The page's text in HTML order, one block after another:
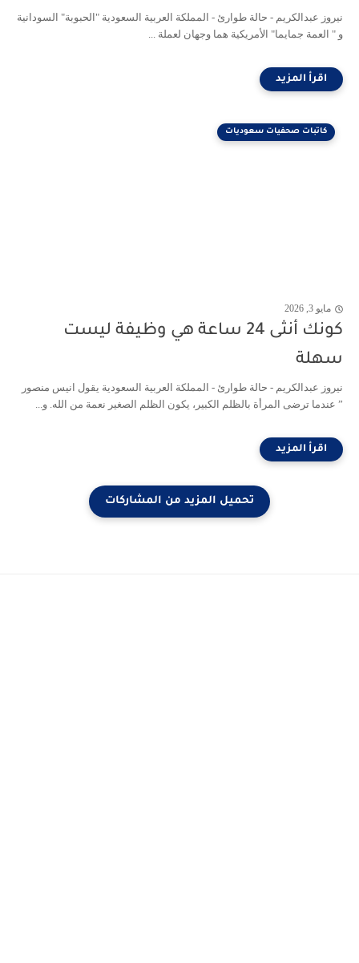
نيروز عبدالكريم - حالة طوارئ - المملكة العربية السعودية "الحبوبة" السودانية
و " العمة جمايما" الأمريكية هما وجهان لعملة ...
كاتبات صحفيات سعوديات
مايو 3, 2026
كونك أنثى 24 ساعة هي وظيفة ليست
سهلة
نيروز عبدالكريم - حالة طوارئ - المملكة العربية السعودية يقول انيس منصور
” عندما ترضى المرأة بالظلم الكبير، يكون الظلم الصغير نعمة من الله. و...